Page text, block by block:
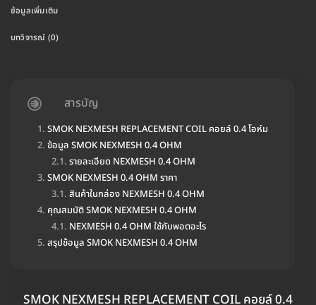
ข้อมูลเพิ่มเติม
บทวิจารณ์ (0)
สารบัญ
SMOK NEXMESH REPLACEMENT COIL คอยล์ 0.4 โอห์ม
ข้อมูล SMOK NEXMESH 0.4 OHM
รายละเอียด NEXMESH 0.4 OHM
SMOK NEXMESH 0.4 OHM ราคา
สินค้าในกล่อง NEXMESH 0.4 OHM
คุณสมบัติ SMOK NEXMESH 0.4 OHM
NEXMESH 0.4 OHM ใช้กับพอตอะไร
สรุปข้อมูล SMOK NEXMESH 0.4 OHM
SMOK NEXMESH REPLACEMENT COIL คอยล์ 0.4